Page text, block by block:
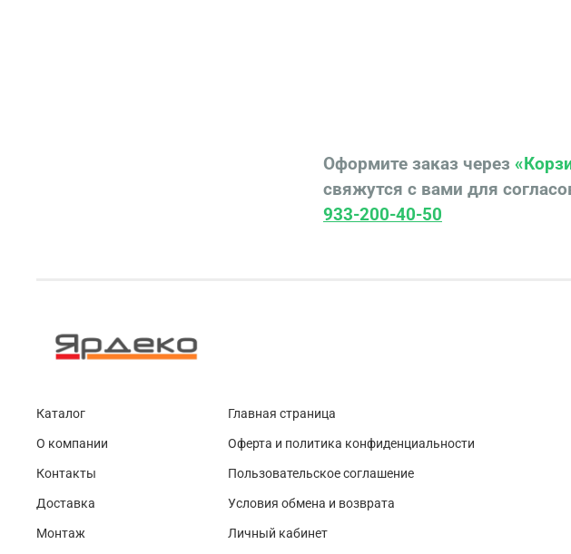
Оформите заказ через
свяжутся с вами для
933-200-40-50
Каталог
О компании
Контакты
Доставка
Монтаж
Главная страница
Оферта и политика конфиденциальности
Пользовательское соглашение
Условия обмена и возврата
Личный кабинет